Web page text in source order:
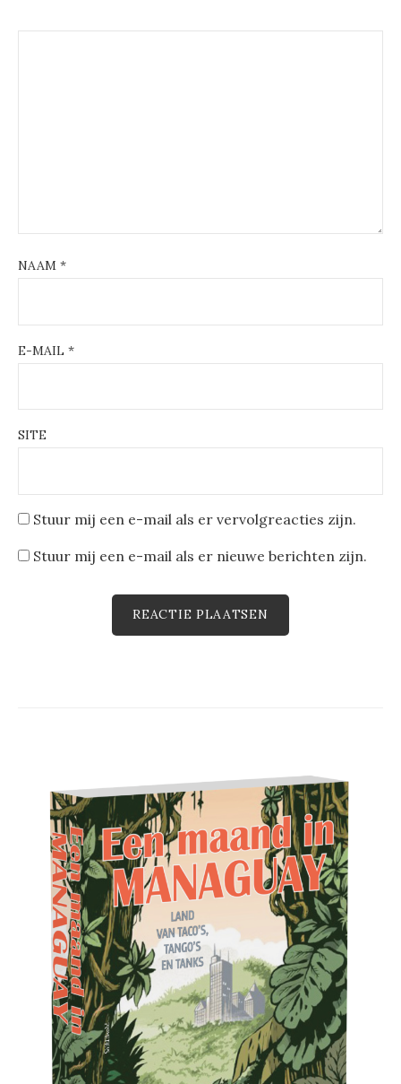
NAAM *
E-MAIL *
SITE
Stuur mij een e-mail als er vervolgreacties zijn.
Stuur mij een e-mail als er nieuwe berichten zijn.